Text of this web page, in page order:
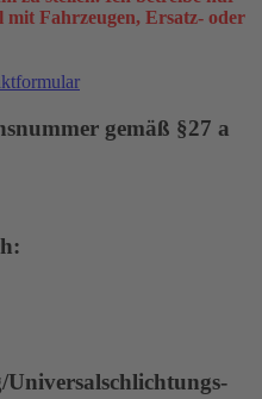
mit Fahrzeugen, Ersatz- oder
gemäß §27 a
Universal­schlichtungs­